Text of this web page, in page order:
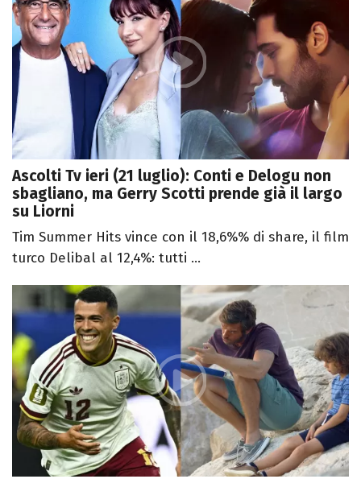
Ascolti Tv ieri (21 luglio): Conti e Delogu non
sbagliano, ma Gerry Scotti prende già il largo
su Liorni
Tim Summer Hits vince con il 18,6%% di share, il film
turco Delibal al 12,4%: tutti ...